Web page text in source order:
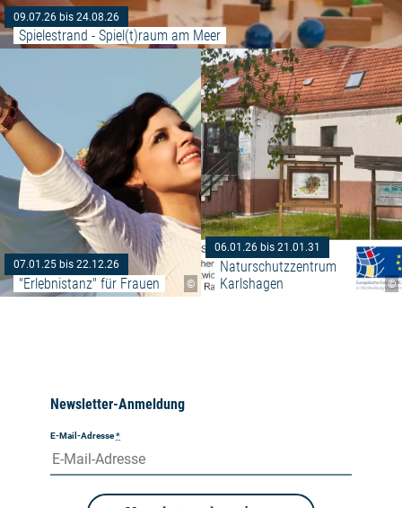
09.07.26 bis 24.08.26
Spielestrand - Spiel(t)raum am Meer
©
07.01.25 bis 22.12.26
"Erlebnistanz" für Frauen
Weiterlesen: ""Erlebnistanz" für
©
06.01.26 bis 21.01.31
Naturschutzzentrum
Karlshagen
Newsletter-Anmeldung
E-Mail-Adresse*